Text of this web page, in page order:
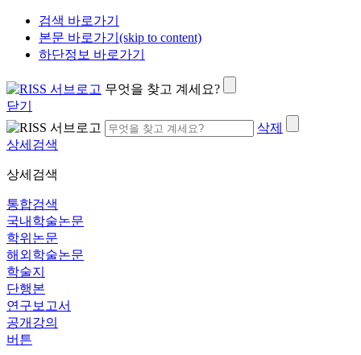
검색 바로가기
본문 바로가기(skip to content)
하단정보 바로가기
무엇을 찾고 계세요?
닫기
삭제
상세검색
상세검색
통합검색
국내학술논문
학위논문
해외학술논문
학술지
단행본
연구보고서
공개강의
버튼